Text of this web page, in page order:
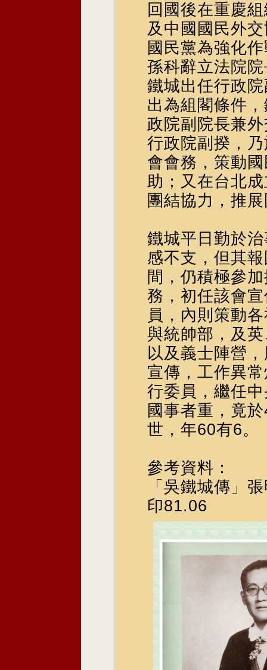
回國後在重慶
及中國國民外
國民黨為強化
孫科辭立法院
鐵城出任行政
出為組閣條件
政院副院長兼
行政院副揆，
會會務，策動
助；又在台北
團結協力，推
鐵城平日勤於
感不支，但其
間，仍積極參
務，初任該會
員，內則策動
與統帥部，及
以及義士陣營
宣傳，工作異
行委員，繼任
國事者重，竟
世，年60有6。
參考資料：
「吳鐵城傳」
印81.06